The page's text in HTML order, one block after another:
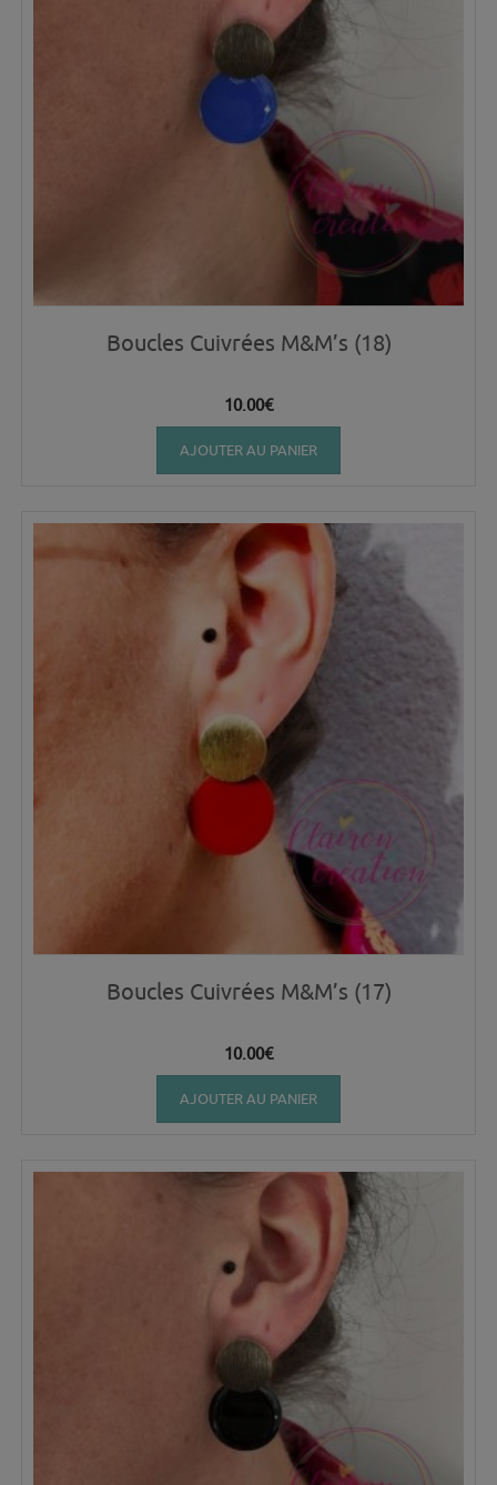
Boucles Cuivrées M&M’s (18)
10.00€
AJOUTER AU PANIER
Boucles Cuivrées M&M’s (17)
10.00€
AJOUTER AU PANIER